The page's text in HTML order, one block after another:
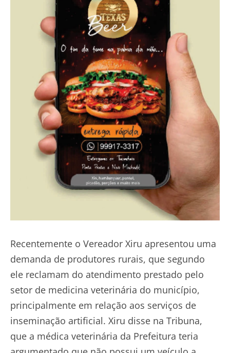
Recentemente o Vereador Xiru apresentou uma
demanda de produtores rurais, que segundo
ele reclamam do atendimento prestado pelo
setor de medicina veterinária do município,
principalmente em relação aos serviços de
inseminação artificial. Xiru disse na Tribuna,
que a médica veterinária da Prefeitura teria